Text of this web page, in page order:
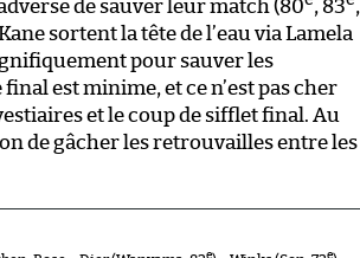
de sauver leur match (80 , 83 ,
sortent la tête de l’eau via Lamela
pour sauver les
final est minime, et ce n’est pas cher
et le coup de sifflet final. Au
de gâcher les retrouvailles entre les
e e